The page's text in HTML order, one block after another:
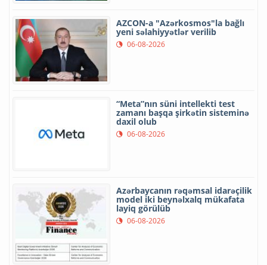
AZCON-a "Azərkosmos"la bağlı
yeni səlahiyyətlər verilib
06-08-2026
“Meta”nın süni intellekti test
zamanı başqa şirkətin sisteminə
daxil olub
06-08-2026
Azərbaycanın rəqəmsal idarəçilik
model iki beynəlxalq mükafata
layiq görülüb
06-08-2026